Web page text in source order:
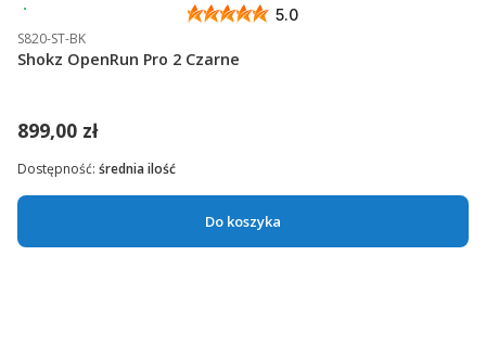
5.0
S820-ST-BK
Shokz OpenRun Pro 2 Czarne
899,00 zł
Do koszyka
Dostępność: średnia ilość